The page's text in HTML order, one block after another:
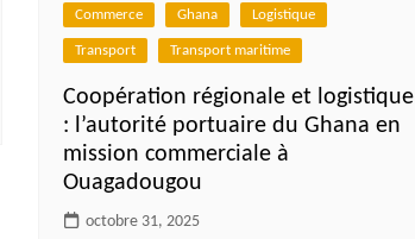
Commerce Ghana Logistique
Transport Transport maritime
Coopération régionale et logistique
: l’autorité portuaire du Ghana en
mission commerciale à
Ouagadougou
octobre 31, 2025